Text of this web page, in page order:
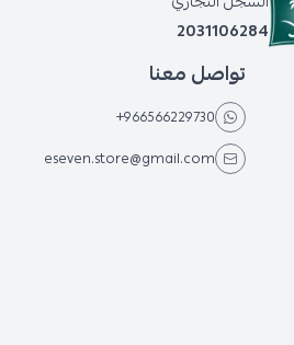
2031106284
تواصل معنا
+966566229730
eseven.store@gmail.com